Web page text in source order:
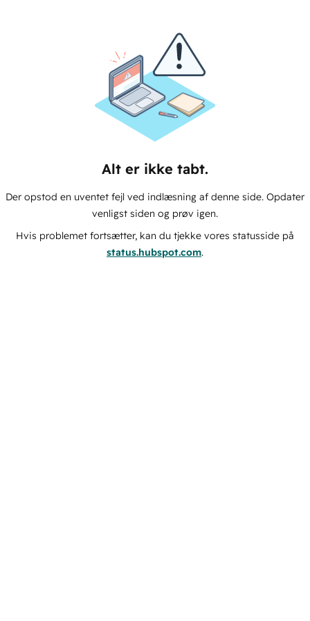
Alt er ikke tabt.
Der opstod en uventet fejl ved indlæsning af denne side. Opdater
venligst siden og prøv igen.
Hvis problemet fortsætter, kan du tjekke vores statusside på
status.hubspot.com.